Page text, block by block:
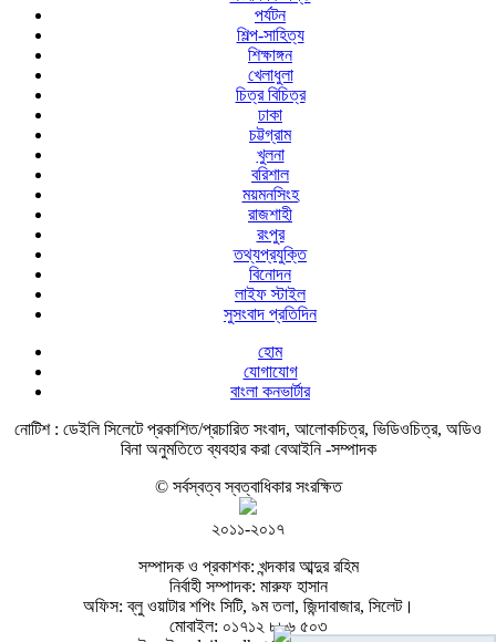
পর্যটন
শিল্প-সাহিত্য
শিক্ষাঙ্গন
খেলাধুলা
চিত্র বিচিত্র
ঢাকা
চট্টগ্রাম
খুলনা
বরিশাল
ময়মনসিংহ
রাজশাহী
রংপুর
তথ্যপ্রযুক্তি
বিনোদন
লাইফ স্টাইল
সুসংবাদ প্রতিদিন
হোম
যোগাযোগ
বাংলা কনভার্টার
নোটিশ : ডেইলি সিলেটে প্রকাশিত/প্রচারিত সংবাদ, আলোকচিত্র, ভিডিওচিত্র, অডিও
বিনা অনুমতিতে ব্যবহার করা বেআইনি -সম্পাদক
© সর্বস্বত্ব স্বত্বাধিকার সংরক্ষিত
২০১১-২০১৭
সম্পাদক ও প্রকাশক: খন্দকার আব্দুর রহিম
নির্বাহী সম্পাদক: মারুফ হাসান
অফিস: ব্লু ওয়াটার শপিং সিটি, ৯ম তলা, জিন্দাবাজার, সিলেট।
মোবাইল: ০১৭১২ ৮৮৬ ৫০৩